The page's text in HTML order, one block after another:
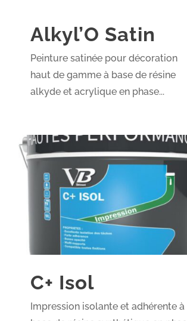
Alkyl’O Satin
Peinture satinée pour décoration
haut de gamme à base de résine
alkyde et acrylique en phase...
C+ Isol
Impression isolante et adhérente à